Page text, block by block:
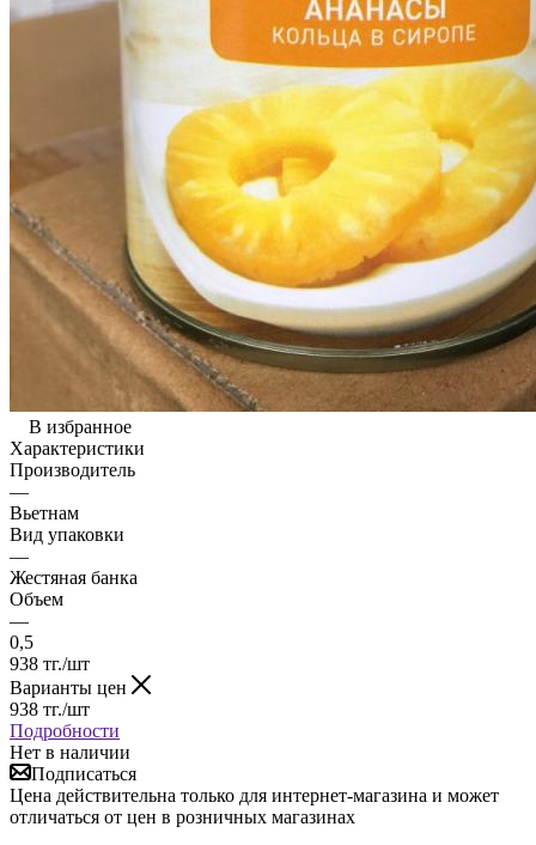
В избранное
Характеристики
Производитель
—
Вьетнам
Вид упаковки
—
Жестяная банка
Объем
—
0,5
938 тг./шт
Варианты цен
938 тг./шт
Подробности
Нет в наличии
Подписаться
Цена действительна только для интернет-магазина и может
отличаться от цен в розничных магазинах